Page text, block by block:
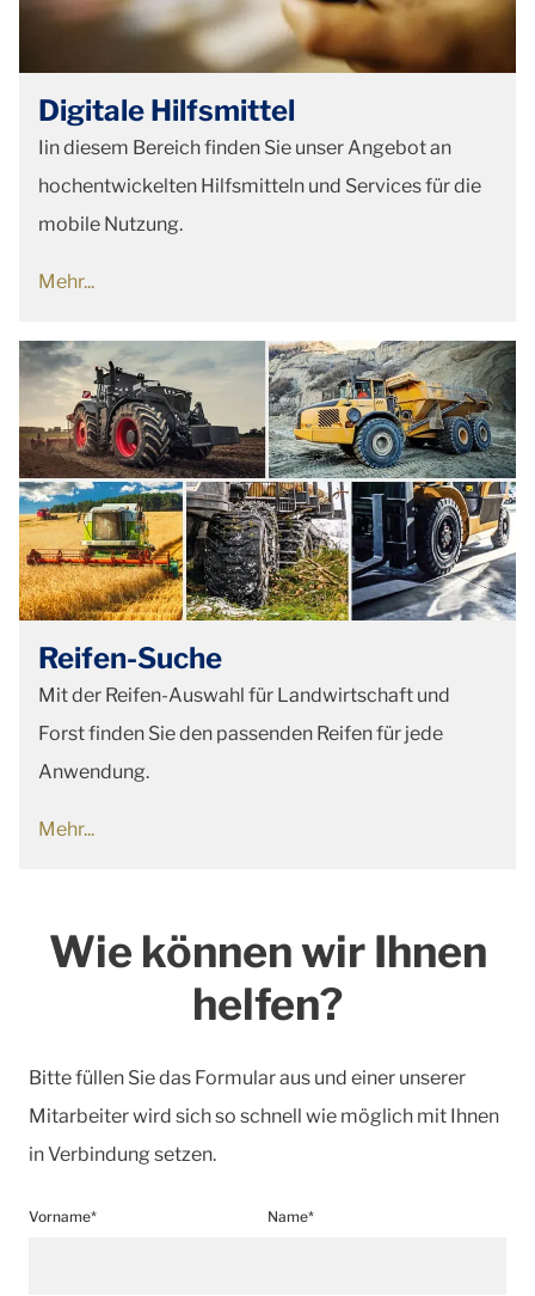
Digitale Hilfsmittel
Iin diesem Bereich finden Sie unser Angebot an
hochentwickelten Hilfsmitteln und Services für die
mobile Nutzung.
Mehr...
Reifen-Suche
Mit der Reifen-Auswahl für Landwirtschaft und
Forst finden Sie den passenden Reifen für jede
Anwendung.
Mehr...
Wie können wir Ihnen
helfen?
Bitte füllen Sie das Formular aus und einer unserer
Mitarbeiter wird sich so schnell wie möglich mit Ihnen
in Verbindung setzen.
Vorname* Name*